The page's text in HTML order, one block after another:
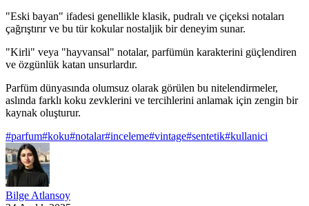
"Eski bayan" ifadesi genellikle klasik, pudralı ve çiçeksi notaları
çağrıştırır ve bu tür kokular nostaljik bir deneyim sunar.
"Kirli" veya "hayvansal" notalar, parfümün karakterini güçlendiren
ve özgünlük katan unsurlardır.
Parfüm dünyasında olumsuz olarak görülen bu nitelendirmeler,
aslında farklı koku zevklerini ve tercihlerini anlamak için zengin bir
kaynak oluşturur.
#parfum#koku#notalar#inceleme#vintage#sentetik#kullanici
Bilge Atlansoy